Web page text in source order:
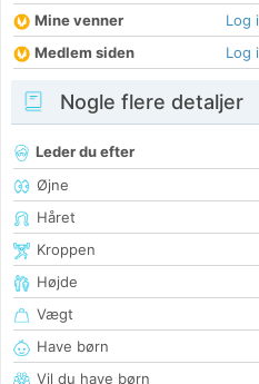
Mine venner
Log
Medlem siden
Log
Nogle flere detaljer
Leder du efter
Øjne
Håret
Kroppen
Højde
Vægt
Have børn
Vil du have børn